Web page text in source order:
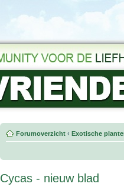
Forumoverzicht ‹ Exotische
Cycas - nieuw blad